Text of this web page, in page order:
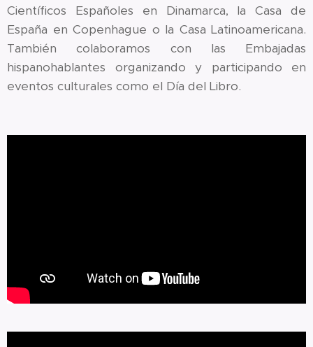
Científicos Españoles en Dinamarca, la Casa de
España en Copenhague o la Casa Latinoamericana.
También colaboramos con las Embajadas
hispanohablantes organizando y participando en
eventos culturales como el Día del Libro.